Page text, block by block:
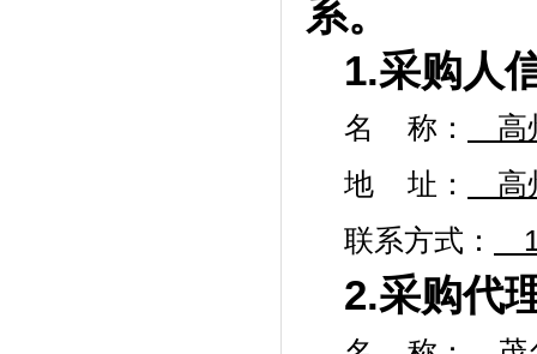
系。
1.采购人
名 称：
高
地
址：
高
联系方式：
2.采购代